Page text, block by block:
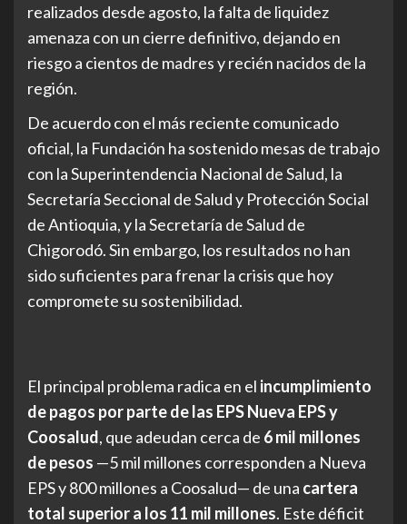
realizados desde agosto, la falta de liquidez
amenaza con un cierre definitivo, dejando en
riesgo a cientos de madres y recién nacidos de la
región.
De acuerdo con el más reciente comunicado
oficial, la Fundación ha sostenido mesas de trabajo
con la Superintendencia Nacional de Salud, la
Secretaría Seccional de Salud y Protección Social
de Antioquia, y la Secretaría de Salud de
Chigorodó. Sin embargo, los resultados no han
sido suficientes para frenar la crisis que hoy
compromete su sostenibilidad.
El principal problema radica en el incumplimiento
de pagos por parte de las EPS Nueva EPS y
Coosalud, que adeudan cerca de 6 mil millones
de pesos —5 mil millones corresponden a Nueva
EPS y 800 millones a Coosalud— de una cartera
total superior a los 11 mil millones. Este déficit